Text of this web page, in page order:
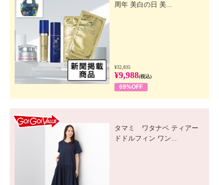
周年 美白の日 美...
¥32,835
¥9,988(税込)
69%OFF
タマミ ワタナベ ティアー
ドドルフィン ワン...